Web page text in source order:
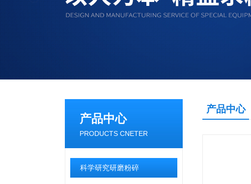
产品中心
PRODUCTS CNETER
科学研究研磨粉碎
产品中心